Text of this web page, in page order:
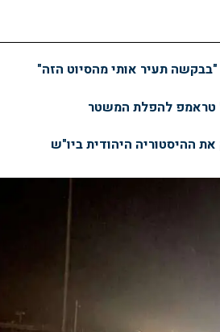
תעיר אותי מהסיוט הזה"
טראמפ להפלת המשטר
ההיסטוריה היהודית ביו"ש